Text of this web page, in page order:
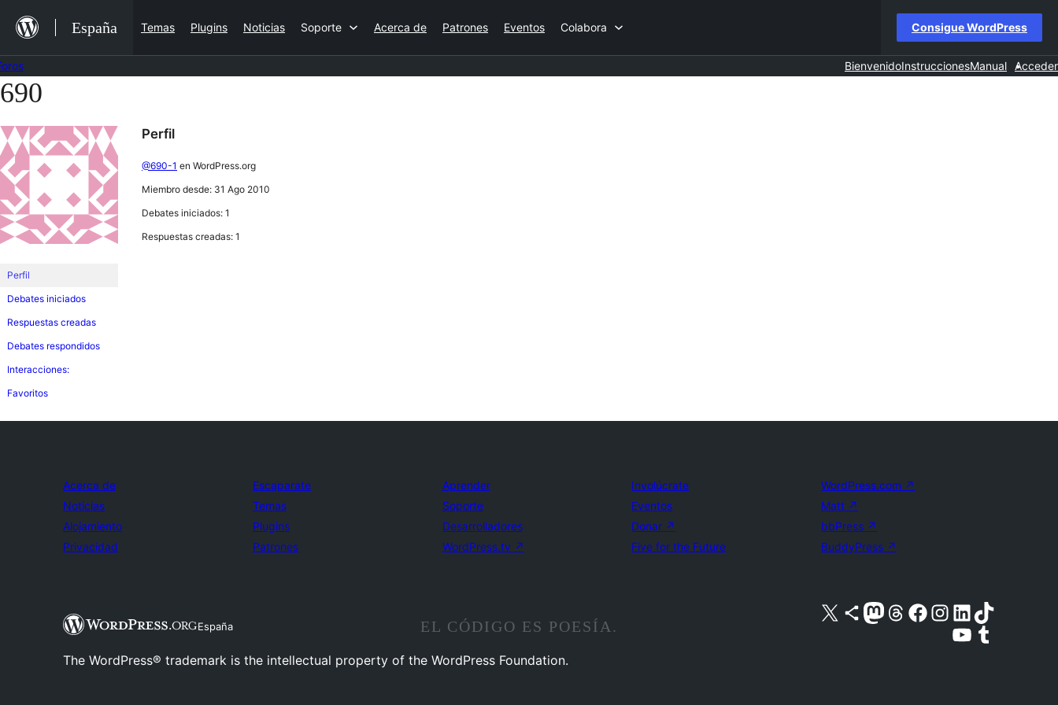
contenido
España Temas Plugins Noticias Soporte Acerca de Patrones Eventos Colabora Consigue WordPress
BienvenidoInstruccionesManual Acceder
Saltar
contenido
690
Perfil
Debates iniciados
Respuestas creadas
Debates respondidos
Interacciones:
Favoritos
Perfil
@690-1 en WordPress.org
Miembro desde: 31 Ago 2010
Debates iniciados: 1
Respuestas creadas: 1
Acerca de
Noticias
Alojamiento
Privacidad
Escaparate
Temas
Plugins
Patrones
Aprender
Soporte
Desarrolladores
WordPress.tv ↗
Involúcrate
Eventos
Donar ↗
Five for the Future
WordPress.com ↗
Matt ↗
bbPress ↗
BuddyPress ↗
España
Visita nuestra cuenta de X (anteriormente Twitter)
Visita nuestra cuenta de Bluesky
Visita nuestra cuenta de Mastodon
Visita nuestra cuenta de Threads
Visita nuestra página de Facebook
Visita nuestra cuenta de Instagram
Visita nuestra cuenta de LinkedIn
Visita nuestra cuenta de TikTok
Visita nuestro canal de YouTube
Visita nuestra cuenta de Tumblr
EL CÓDIGO ES POESÍA.
The WordPress® trademark is the intellectual property of the WordPress Foundation.